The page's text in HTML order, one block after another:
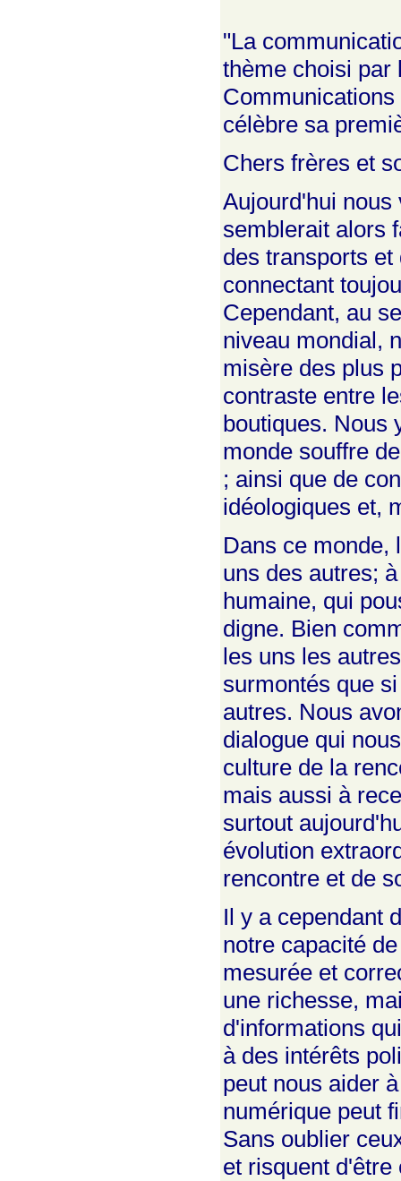
"La
thème choisi par
célèbre sa
Chers frères et
Aujourd'hui nous
semblerait alors
des transports
connectant
Cependant, au
niveau mondial,
misère des plus
contraste entre
boutiques. Nous
monde souffre
; ainsi que de
idéologiques et,
Dans ce monde,
uns des autres;
humaine, qui
digne. Bien
les uns les
surmontés que
autres. Nous
dialogue qui
culture de la
mais aussi à
surtout
évolution
rencontre et de
Il y a cependant
notre capacité
mesurée et
une richesse,
d'informations
à des intérêts
peut nous aider
numérique peut
Sans oublier
et risquent d'être